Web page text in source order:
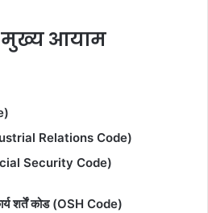
आयाम
Relations Code)
Security Code)
शर्तें कोड (OSH Code)